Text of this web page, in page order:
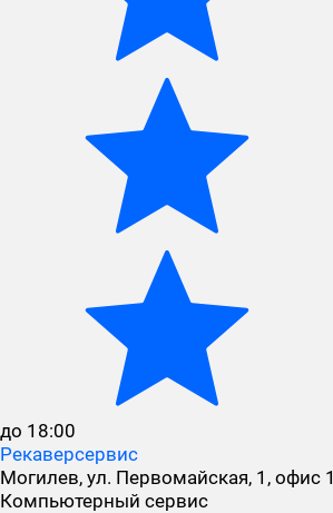
до 18:00
Рекаверсервис
Могилев, ул. Первомайская, 1, офис 1
Компьютерный сервис